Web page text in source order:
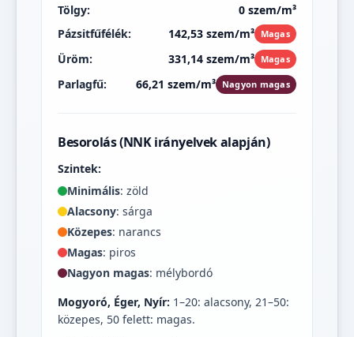
Tölgy:
0 szem/m³
Pázsitfűfélék:
142,53 szem/m³ Magas
Üröm: 331,14 szem/m³ Magas
Parlagfű: 66,21 szem/m³ Nagyon magas
Besorolás (NNK irányelvek alapján)
Szintek:
Minimális: zöld
Alacsony: sárga
Közepes: narancs
Magas: piros
Nagyon magas: mélybordó
Mogyoró, Éger, Nyír: 1–20: alacsony, 21–50:
közepes, 50 felett: magas.